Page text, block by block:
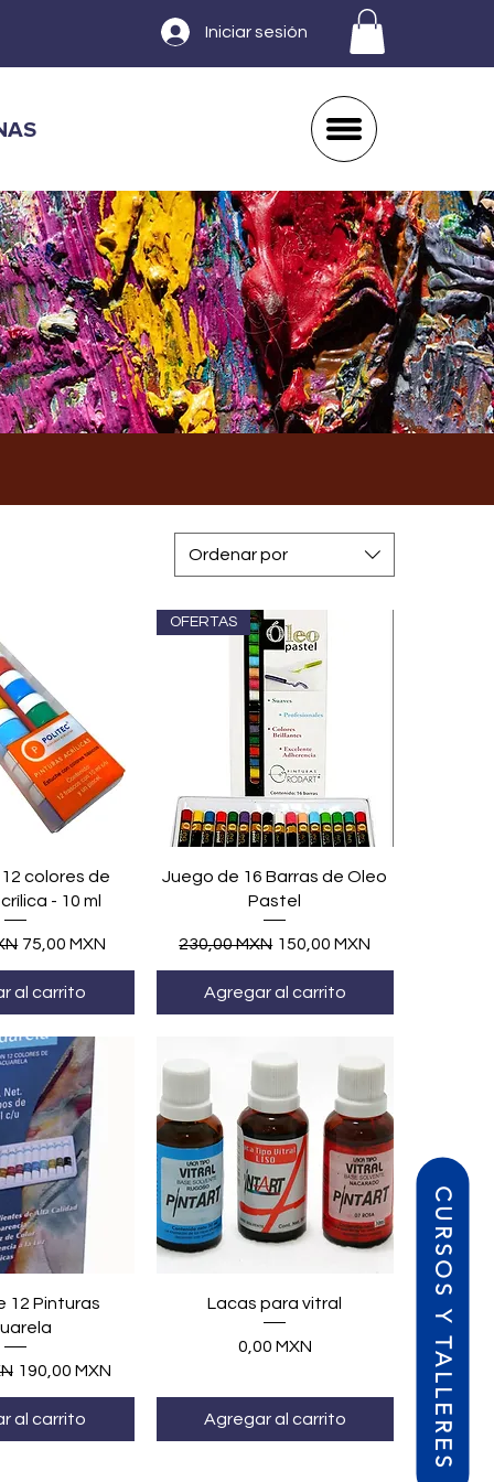
Iniciar sesión
CURSOS Y TALLERES
Ordenar por
rápida
colores de
- 10 ml
Precio de oferta
75,00 MXN
al carrito
Vista rápida
OFERTAS
Juego de 16 Barras de Oleo
Pastel
Precio
230,00 MXN Precio de oferta
150,00 MXN
Agregar al carrito
rápida
12 Pinturas
Precio de oferta
190,00 MXN
al carrito
Vista rápida
Lacas para vitral
Precio
0,00 MXN
Agregar al carrito